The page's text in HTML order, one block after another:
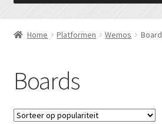
navigatie
inhoud
Home Platformen Wemos
Boards